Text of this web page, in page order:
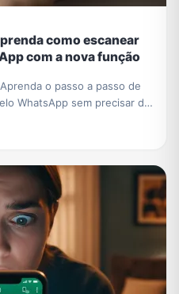
como escanear
com a nova função
o passo a passo de
WhatsApp sem precisar de